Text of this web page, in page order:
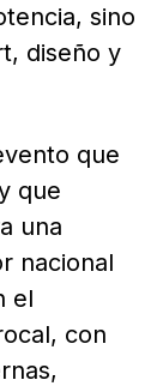
sino
diseño y
que
que
una
nacional
el
con